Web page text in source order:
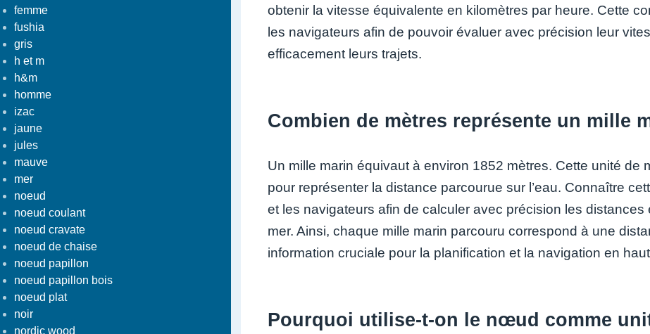
femme
fushia
gris
h et m
h&m
homme
izac
jaune
jules
mauve
mer
noeud
noeud coulant
noeud cravate
noeud de chaise
noeud papillon
noeud papillon bois
noeud plat
noir
nordic wood
obtenir la vitesse équivalente en kilomètres par heure. Cette
les navigateurs afin de pouvoir évaluer avec précision leur
efficacement leurs trajets.
Combien de mètres représente un mille
Un mille marin équivaut à environ 1852 mètres. Cette unité de
pour représenter la distance parcourue sur l’eau. Connaître
et les navigateurs afin de calculer avec précision les
mer. Ainsi, chaque mille marin parcouru correspond à une
information cruciale pour la planification et la navigation en
Pourquoi utilise-t-on le nœud comme